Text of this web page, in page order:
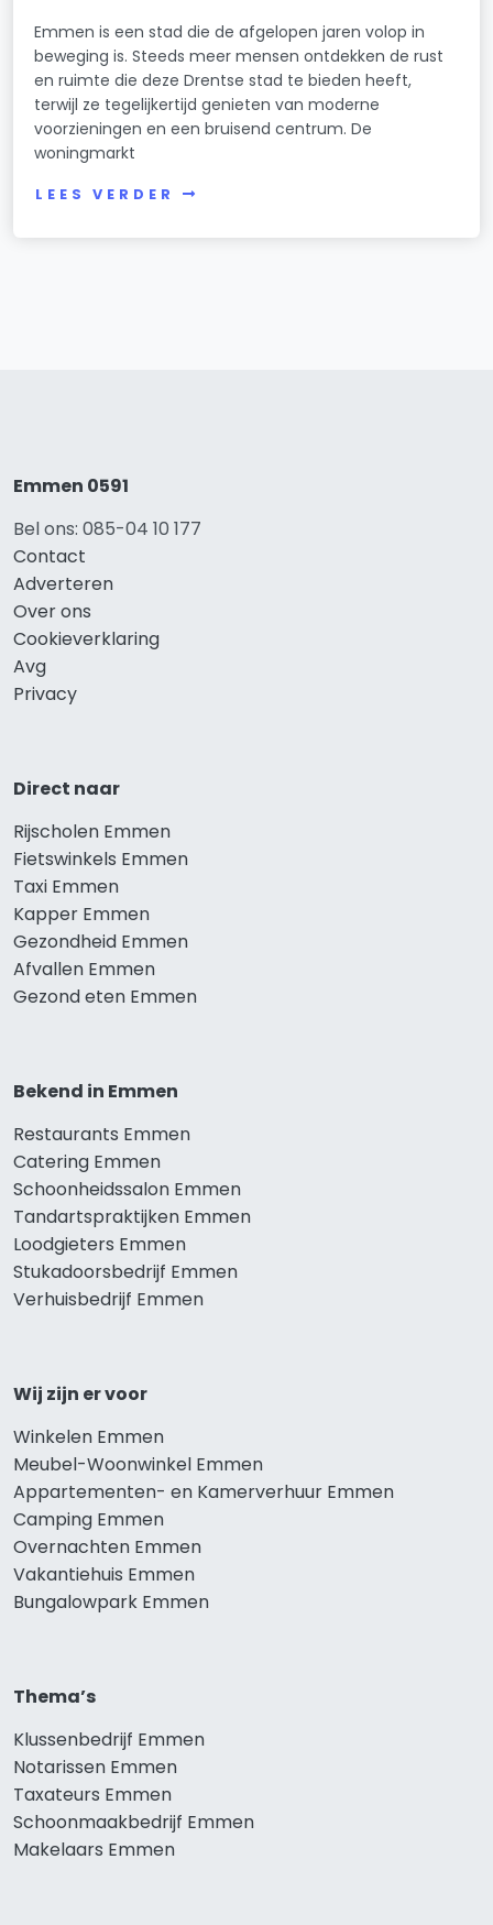
Emmen is een stad die de afgelopen jaren volop in
beweging is. Steeds meer mensen ontdekken de rust
en ruimte die deze Drentse stad te bieden heeft,
terwijl ze tegelijkertijd genieten van moderne
voorzieningen en een bruisend centrum. De
woningmarkt
LEES VERDER
Emmen 0591
Bel ons: 085-04 10 177
Contact
Adverteren
Over ons
Cookieverklaring
Avg
Privacy
Direct naar
Rijscholen Emmen
Fietswinkels Emmen
Taxi Emmen
Kapper Emmen
Gezondheid Emmen
Afvallen Emmen
Gezond eten Emmen
Bekend in Emmen
Restaurants Emmen
Catering Emmen
Schoonheidssalon Emmen
Tandartspraktijken Emmen
Loodgieters Emmen
Stukadoorsbedrijf Emmen
Verhuisbedrijf Emmen
Wij zijn er voor
Winkelen Emmen
Meubel-Woonwinkel Emmen
Appartementen- en Kamerverhuur Emmen
Camping Emmen
Overnachten Emmen
Vakantiehuis Emmen
Bungalowpark Emmen
Thema’s
Klussenbedrijf Emmen
Notarissen Emmen
Taxateurs Emmen
Schoonmaakbedrijf Emmen
Makelaars Emmen